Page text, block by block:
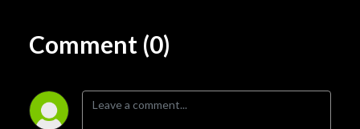
Comment (0)